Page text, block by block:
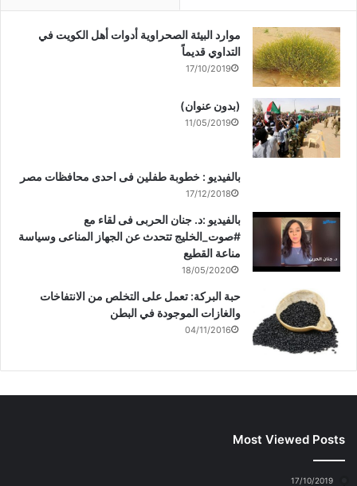
موارد البيئة الصحراوية أدوات أهل الكويت في
التداوي قديماً
17/10/2019
(بدون عنوان)
11/05/2019
بالفيديو : خطوبة طفلين فى احدى محافظات مصر
17/12/2018
بالفيديو :د. جنان الحربى فى لقاء مع
#صوت_الخليج تتحدث عن الجهاز المناعى وسياسة
مناعة القطيع
18/05/2020
حبة البركة: تعمل على التخلص من الانتفاخات
والغازات الموجودة في البطن
04/11/2016
Most Viewed Posts
17/10/2019